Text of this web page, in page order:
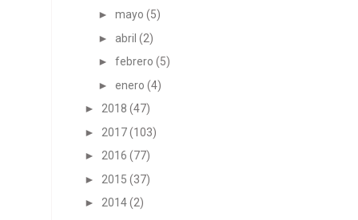
► mayo (5)
► abril (2)
► febrero (5)
► enero (4)
► 2018 (47)
► 2017(103)
► 2016 (77)
► 2015 (37)
► 2014(2)